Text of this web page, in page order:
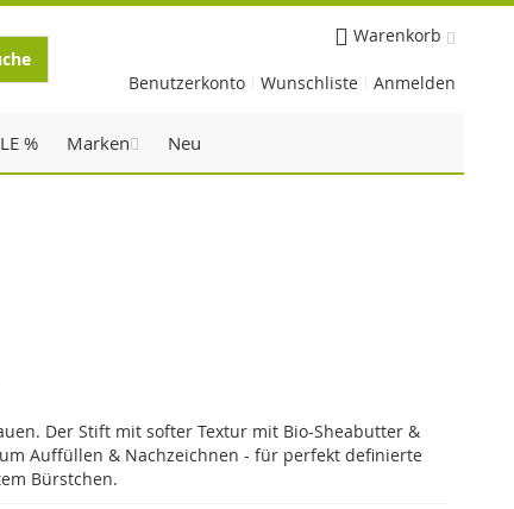
Warenkorb
Benutzerkonto Wunschliste Anmelden
% Marken Neu
Der Stift mit softer Textur mit Bio-Sheabutter &
Auffüllen & Nachzeichnen - für perfekt definierte
Bürstchen.